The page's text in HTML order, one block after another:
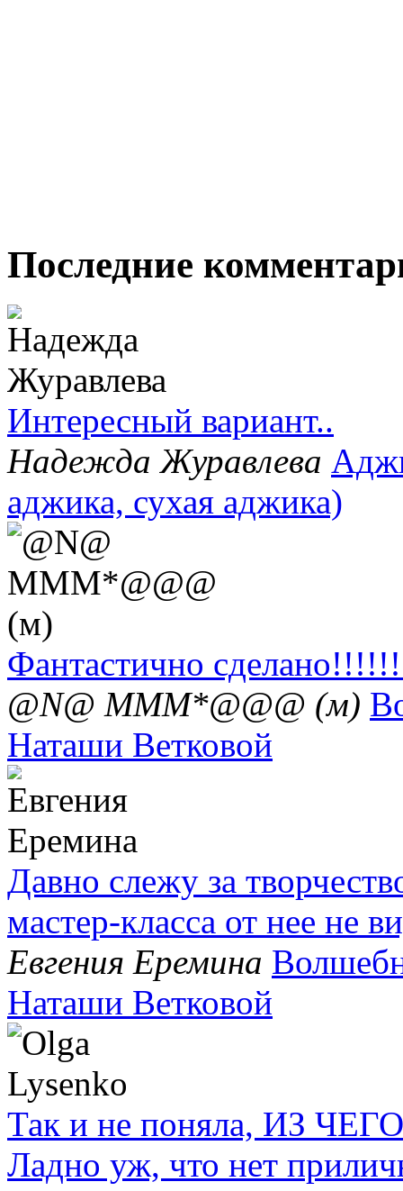
Последние
Интересный вариант..
Надежда Журавлева
аджика, сухая аджика)
Фантастично
@N@ MMM*@@@ (м)
Наташи Ветковой
Давно слежу за
мастер-класса от нее не
Евгения Еремина
Наташи Ветковой
Так и не поняла, ИЗ
Ладно уж, что нет